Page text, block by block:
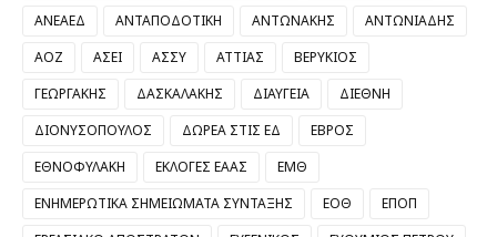
ΑΝΕΑΕΔ
ΑΝΤΑΠΟΔΟΤΙΚΗ ΑΝΤΩΝΑΚΗΣ
ΑΝΤΩΝΙΑΔΗΣ
ΑΟΖ
ΑΣΕΙ ΑΣΣΥ ΑΤΤΙΑΣ
ΒΕΡΥΚΙΟΣ
ΓΕΩΡΓΑΚΗΣ
ΔΑΣΚΑΛΑΚΗΣ ΔΙΑΥΓΕΙΑ
ΔΙΕΘΝΗ
ΔΙΟΝΥΣΟΠΟΥΛΟΣ
ΔΩΡΕΑ ΣΤΙΣ ΕΔ
ΕΒΡΟΣ
ΕΘΝΟΦΥΛΑΚΗ
ΕΚΛΟΓΕΣ ΕΑΑΣ
ΕΜΘ
ΕΝΗΜΕΡΩΤΙΚΑ ΣΗΜΕΙΩΜΑΤΑ ΣΥΝΤΑΞΗΣ
ΕΟΘ
ΕΠΟΠ